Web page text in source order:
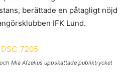
berättade en påtagligt nöjd
IFK Lund.
Mia Afzelius uppskattade publiktrycket